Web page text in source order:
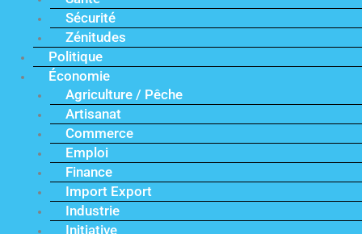
Sécurité
Zénitudes
Politique
Économie
Agriculture / Pêche
Artisanat
Commerce
Emploi
Finance
Import Export
Industrie
Initiative